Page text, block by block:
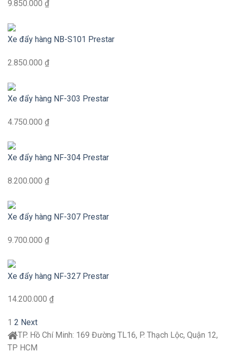
9.850.000 ₫
Xe đẩy hàng NB-S101 Prestar
2.850.000 ₫
Xe đẩy hàng NF-303 Prestar
4.750.000 ₫
Xe đẩy hàng NF-304 Prestar
8.200.000 ₫
Xe đẩy hàng NF-307 Prestar
9.700.000 ₫
Xe đẩy hàng NF-327 Prestar
14.200.000 ₫
1 2 Next
TP. Hồ Chí Minh: 169 Đường TL16, P. Thạch Lộc, Quận 12,
TP HCM